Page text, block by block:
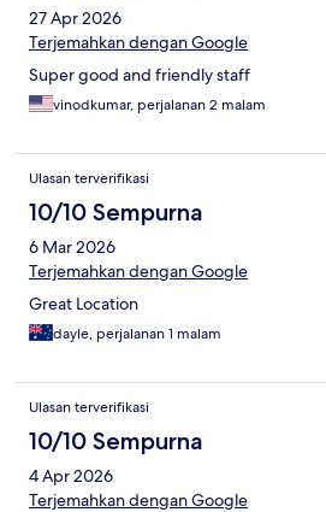
27 Apr 2026
Terjemahkan dengan Google
Super good and friendly staff
vinodkumar, perjalanan 2 malam
Ulasan terverifikasi
10/10 Sempurna
6 Mar 2026
Terjemahkan dengan Google
Great Location
dayle, perjalanan 1 malam
Ulasan terverifikasi
10/10 Sempurna
4 Apr 2026
Terjemahkan dengan Google